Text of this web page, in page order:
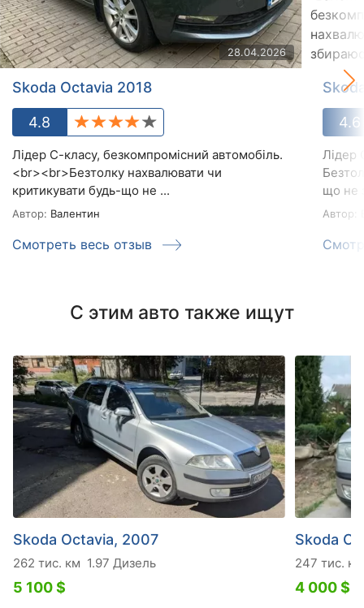
28.04.2026
Skoda Octavia 2018
4.8
Лідер С-класу, безкомпромісний автомобіль.
<br><br>Безтолку нахвалювати чи
критикувати будь-що не ...
Автор: Валентин
Смотреть весь отзыв
4.6
Лідер
що не
Автор:
С этим авто также ищут
Skoda Octavia, 2007
262 тис. км 1.97 Дизель
5 100 $
Skoda
247 тис. км
4 000 $